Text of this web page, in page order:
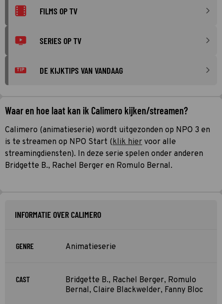
FILMS OP TV
SERIES OP TV
TIP DE KIJKTIPS VAN VANDAAG
Waar en hoe laat kan ik Calimero kijken/streamen?
Calimero (animatieserie) wordt uitgezonden op NPO 3 en
is te streamen op NPO Start (klik hier voor alle
streamingdiensten). In deze serie spelen onder anderen
Bridgette B., Rachel Berger en Romulo Bernal.
INFORMATIE OVER CALIMERO
GENRE Animatieserie
CAST
Bridgette B., Rachel Berger, Romulo
Bernal, Claire Blackwelder, Fanny Bloc